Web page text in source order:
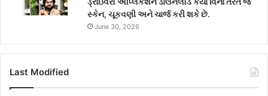
સ્કેન, ચૂકવણી અને ચાર્જ કરી શકે છે.
June 30, 2026
Last Modified